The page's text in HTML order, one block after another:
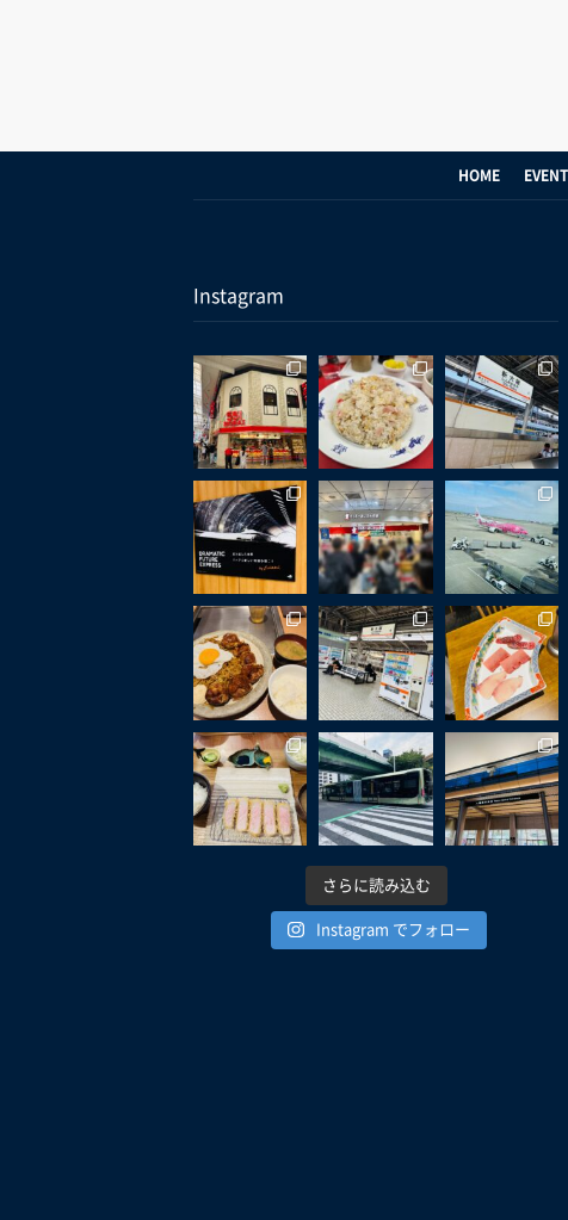
HOME
Instagram
さらに読み込む
Instagram でフォロー